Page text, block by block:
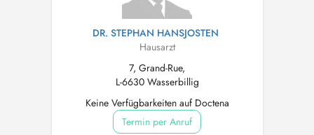
DR. STEPHAN HANSJOSTEN
Hausarzt
7, Grand-Rue,
L-6630 Wasserbillig
Keine Verfügbarkeiten auf Doctena
Termin per Anruf